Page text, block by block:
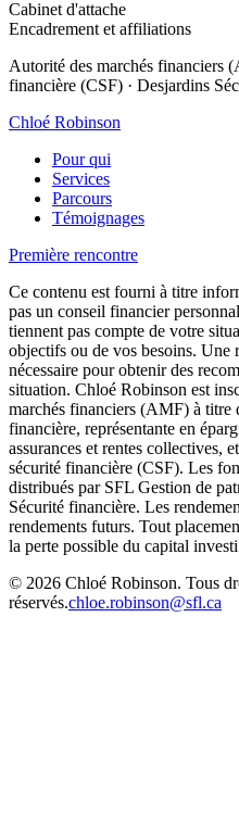
Cabinet d'attache
Encadrement et affiliations
Autorité des marchés financiers
financière (CSF) · Desjardins
Chloé Robinson
Pour qui
Services
Parcours
Témoignages
Première rencontre
Ce contenu est fourni à titre
pas un conseil financier
tiennent pas compte de votre
objectifs ou de vos besoins. Une
nécessaire pour obtenir des
situation. Chloé Robinson est
marchés financiers (AMF) à titre
financière, représentante en
assurances et rentes collectives,
sécurité financière (CSF). Les
distribués par SFL Gestion de
Sécurité financière. Les
rendements futurs. Tout
la perte possible du capital
© 2026 Chloé Robinson. Tous
réservés.chloe.robinson@sfl.ca